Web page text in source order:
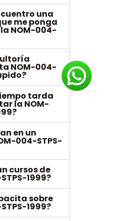
una
me ponga
NOM-004-
NOM-004-
tarda
la NOM-
en un
004-STPS-
cursos de
1999?
sobre
1999?